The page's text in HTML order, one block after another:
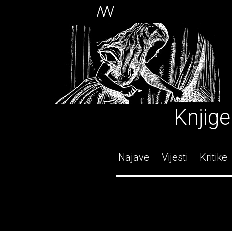
Knjige
Najave Vijesti Kritike